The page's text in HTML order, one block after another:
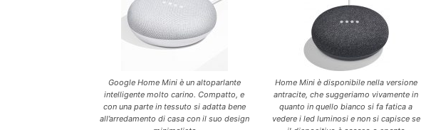
Google Home Mini è un altoparlante
intelligente molto carino. Compatto, e
con una parte in tessuto si adatta bene
all’arredamento di casa con il suo design
Home Mini è disponibile nella versione
antracite, che suggeriamo vivamente in
quanto in quello bianco si fa fatica a
vedere i led luminosi e non si capisce se